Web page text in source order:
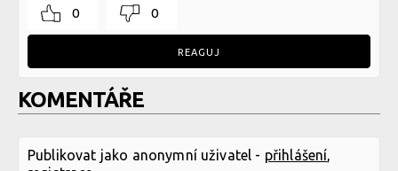
0 0
REAGUJ
KOMENTÁŘE
Publikovat jako anonymní uživatel - přihlášení,